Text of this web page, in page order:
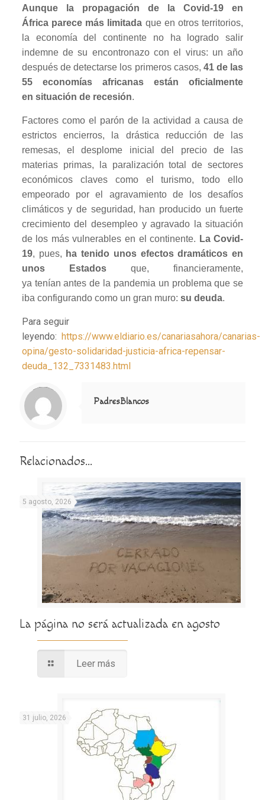
Aunque la propagación de la Covid-19 en
África parece más limitada que en otros territorios,
la economía del continente no ha logrado salir
indemne de su encontronazo con el virus: un año
después de detectarse los primeros casos, 41 de las
55 economías africanas están oficialmente
en situación de recesión.
Factores como el parón de la actividad a causa de
estrictos encierros, la drástica reducción de las
remesas, el desplome inicial del precio de las
materias primas, la paralización total de sectores
económicos claves como el turismo, todo ello
empeorado por el agravamiento de los desafíos
climáticos y de seguridad, han producido un fuerte
crecimiento del desempleo y agravado la situación
de los más vulnerables en el continente. La Covid-
19, pues, ha tenido unos efectos dramáticos en
unos Estadosque, financieramente,
ya tenían antes de la pandemia un problema que se
iba configurando como un gran muro: su deuda.
Para seguir
leyendo: https://www.eldiario.es/canariasahora/canarias-
opina/gesto-solidaridad-justicia-africa-repensar-
deuda_132_7331483.html
Notice
: Trying to access array offset on value of type null in
/home/misioner/public_html/padresblancos/themes/betheme/includes/content-single.php
on line
286
PadresBlancos
Relacionados...
5 agosto, 2026
La página no será actualizada en agosto
Leer más
31 julio, 2026